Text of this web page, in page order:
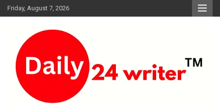
Skip
to
Friday, August 7, 2026